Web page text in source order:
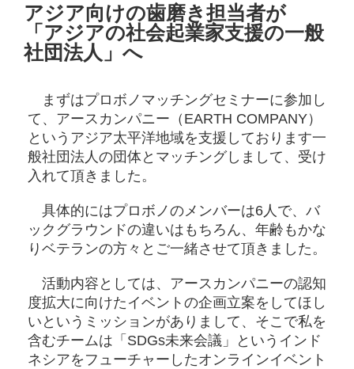
アジア向けの歯磨き担当者が
「アジアの社会起業家支援の一般
社団法人」へ
まずはプロボノマッチングセミナーに参加し
て、アースカンパニー（EARTH COMPANY）
というアジア太平洋地域を支援しております一
般社団法人の団体とマッチングしまして、受け
入れて頂きました。
具体的にはプロボノのメンバーは6人で、バ
ックグラウンドの違いはもちろん、年齢もかな
りベテランの方々とご一緒させて頂きました。
活動内容としては、アースカンパニーの認知
度拡大に向けたイベントの企画立案をしてほし
いというミッションがありまして、そこで私を
含むチームは「SDGs未来会議」というインド
ネシアをフューチャーしたオンラインイベント